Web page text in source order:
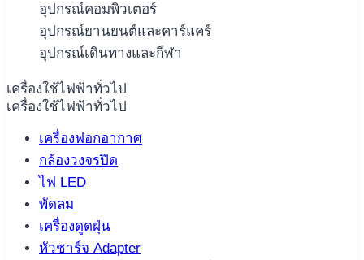
อุปกรณ์คอมพิวเตอร์
อุปกรณ์ยานยนต์และคาร์แคร์
อุปกรณ์เดินทางและกีฬา
เครื่องใช้ไฟฟ้าทั่วไป
เครื่องใช้ไฟฟ้าทั่วไป
เครื่องฟอกอากาศ
กล้องวงจรปิด
ไฟ LED
พัดลม
เครื่องดูดฝุ่น
หัวชาร์จ Adapter